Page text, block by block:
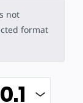
not
format